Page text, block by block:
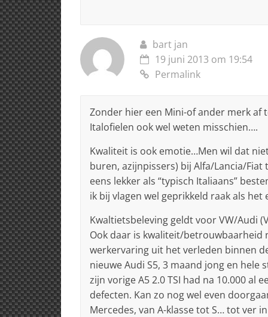
bart jan
19 juni 2013 om 19:54
Permalink
Zonder hier een Mini-of ander merk af
Italofielen ook wel weten misschien….
Kwaliteit is ook emotie…Men wil dat
buren, azijnpissers) bij Alfa/Lancia/
eens lekker als “typisch Italiaans”
ik bij vlagen wel geprikkeld raak als het
Kwaltietsbeleving geldt voor VW/Audi
Ook daar is kwaliteit/betrouwbaarheid
werkervaring uit het verleden binnen
nieuwe Audi S5, 3 maand jong en hele
zijn vorige A5 2.0 TSI had na 10.000 al
defecten. Kan zo nog wel even
Mercedes, van A-klasse tot S… tot ver